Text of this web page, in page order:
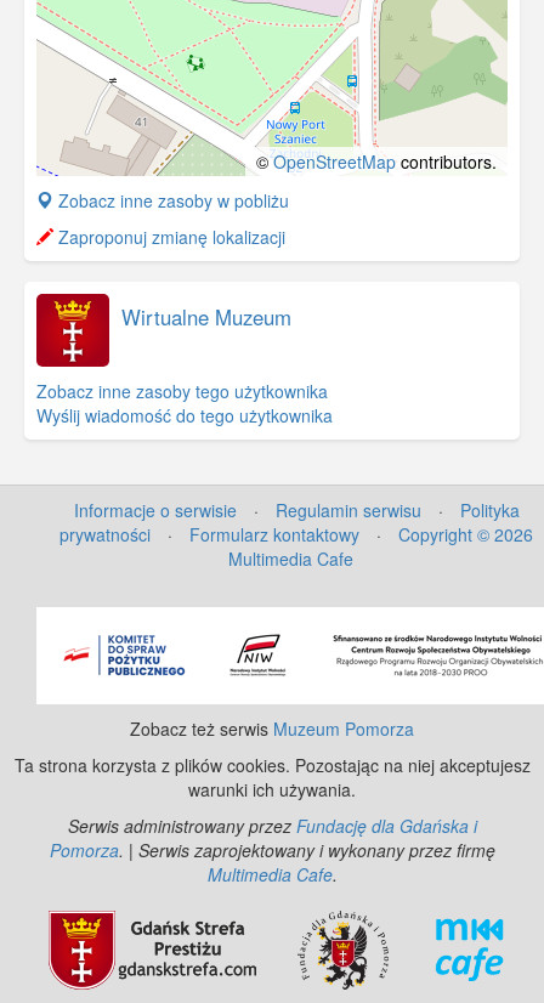
©OpenStreetMap contributors.
+
−
Zobacz inne zasoby w pobliżu
Zaproponuj zmianę lokalizacji
Wirtualne Muzeum
Zobacz inne zasoby tego użytkownika
Wyślij wiadomość do tego użytkownika
Informacje o serwisie · Regulamin serwisu ·
Polityka
prywatności
· Formularz kontaktowy ·
Copyright © 2026
Multimedia Cafe
Zobacz też serwis Muzeum Pomorza
Ta strona korzysta z plików cookies. Pozostając na niej akceptujesz
warunki ich używania.
Serwis administrowany przez Fundację dla Gdańska i
Pomorza. | Serwis zaprojektowany i wykonany przez firmę
Multimedia Cafe.